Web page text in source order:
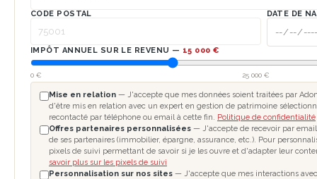
CODE POSTAL DATE DE
IMPÔT ANNUEL SUR LE REVENU — 15 000 €
0 € 25 000 €
Mise en relation — J'accepte que mes données soient traitées par
d'être mis en relation avec un expert en gestion de patrimoine
recontacté par téléphone ou email à cette fin. Politique de confidentialité
Offres partenaires personnalisées — J'accepte de recevoir par email
de ses partenaires (immobilier, épargne, assurance, etc.). Pour
pixels de suivi permettant de savoir si je les ouvre et d'adapter leur
savoir plus sur les pixels de suivi
Personnalisation sur nos sites — J'accepte que mes interactions